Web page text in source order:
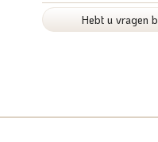
Hebt u vragen